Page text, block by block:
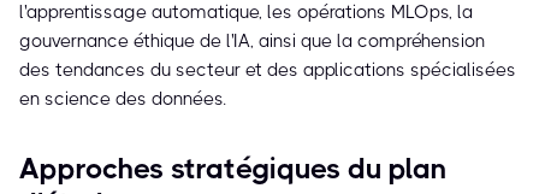
l'apprentissage automatique, les opérations MLOps, la
gouvernance éthique de l'IA, ainsi que la compréhension
des tendances du secteur et des applications spécialisées
en science des données.
Approches stratégiques du plan